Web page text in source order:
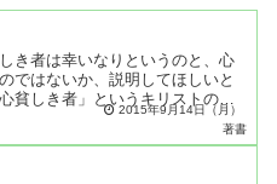
き者は幸いなりというのと、心
ではないか、説明してほしいと
貧しき者」というキリストの言
ということです。心が謙虚で
2015年9月14日（月）
著書